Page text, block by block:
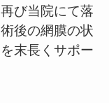
び当院にて落
後の網膜の状
末長くサポー